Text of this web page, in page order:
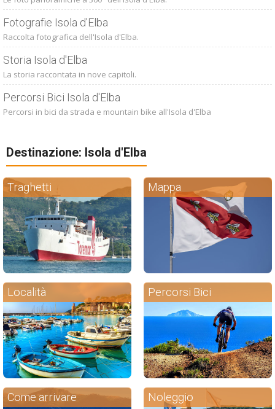
Fotografie Isola d'Elba
Raccolta fotografica dell'Isola d'Elba.
Storia Isola d'Elba
La storia raccontata in nove capitoli.
Percorsi Bici Isola d'Elba
Percorsi in bici da strada e mountain bike all'Isola d'Elba
Destinazione: Isola d'Elba
Traghetti Mappa
Località Percorsi Bici
Come arrivare Noleggio